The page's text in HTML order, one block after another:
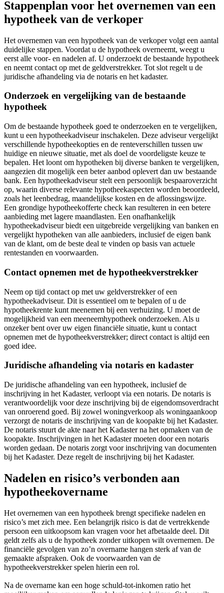
Stappenplan voor het overnemen van een
hypotheek van de verkoper
Het overnemen van een hypotheek van de verkoper volgt een aantal
duidelijke stappen. Voordat u de hypotheek overneemt, weegt u
eerst alle voor- en nadelen af. U onderzoekt de bestaande hypotheek
en neemt contact op met de geldverstrekker. Tot slot regelt u de
juridische afhandeling via de notaris en het kadaster.
Onderzoek en vergelijking van de bestaande
hypotheek
Om de bestaande hypotheek goed te onderzoeken en te vergelijken,
kunt u een hypotheekadviseur inschakelen. Deze adviseur vergelijkt
verschillende hypotheekopties en de renteverschillen tussen uw
huidige en nieuwe situatie, met als doel de voordeligste keuze te
bepalen. Het loont om hypotheken bij diverse banken te vergelijken,
aangezien dit mogelijk een beter aanbod oplevert dan uw bestaande
bank. Een hypotheekadviseur stelt een persoonlijk bespaaroverzicht
op, waarin diverse relevante hypotheekaspecten worden beoordeeld,
zoals het leenbedrag, maandelijkse kosten en de aflossingswijze.
Een grondige hypotheekofferte check kan resulteren in een betere
aanbieding met lagere maandlasten. Een onafhankelijk
hypotheekadviseur biedt een uitgebreide vergelijking van banken en
vergelijkt hypotheken van alle aanbieders, inclusief de eigen bank
van de klant, om de beste deal te vinden op basis van actuele
rentestanden en voorwaarden.
Contact opnemen met de hypotheekverstrekker
Neem op tijd contact op met uw geldverstrekker of een
hypotheekadviseur. Dit is essentieel om te bepalen of u de
hypotheekrente kunt meenemen bij een verhuizing. U moet de
mogelijkheid van een meeneemhypotheek onderzoeken. Als u
onzeker bent over uw eigen financiële situatie, kunt u contact
opnemen met de hypotheekverstrekker; direct contact is altijd een
goed idee.
Juridische afhandeling via notaris en kadaster
De juridische afhandeling van een hypotheek, inclusief de
inschrijving in het Kadaster, verloopt via een notaris. De notaris is
verantwoordelijk voor deze inschrijving bij de eigendomsoverdracht
van onroerend goed. Bij zowel woningverkoop als woningaankoop
verzorgt de notaris de inschrijving van de koopakte bij het Kadaster.
De notaris stuurt de akte naar het Kadaster na het opmaken van de
koopakte. Inschrijvingen in het Kadaster moeten door een notaris
worden gedaan. De notaris zorgt voor inschrijving van documenten
bij het Kadaster. Deze regelt de inschrijving bij het Kadaster.
Nadelen en risico’s verbonden aan
hypotheekovername
Het overnemen van een hypotheek brengt specifieke nadelen en
risico’s met zich mee. Een belangrijk risico is dat de vertrekkende
persoon een uitkoopsom kan vragen voor het afbetaalde deel. Dit
geldt zelfs als u de hypotheek zonder uitkopen wilt overnemen. De
financiële gevolgen van zo’n overname hangen sterk af van de
gemaakte afspraken. Ook de voorwaarden van de
hypotheekverstrekker spelen hierin een rol.
Na de overname kan een hoge schuld-tot-inkomen ratio het